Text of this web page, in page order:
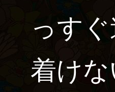
っす
着け